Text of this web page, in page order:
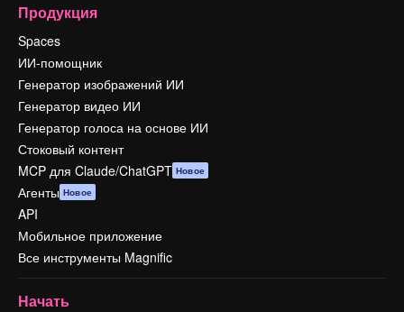
Продукция
Spaces
ИИ-помощник
Генератор изображений ИИ
Генератор видео ИИ
Генератор голоса на основе ИИ
Стоковый контент
MCP для Claude/ChatGPT Новое
Агенты Новое
API
Мобильное приложение
Все инструменты Magnific
Начать